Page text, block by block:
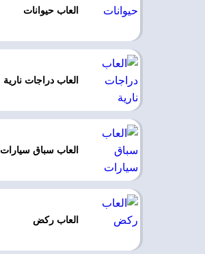
العاب حيوانات
العاب دراجات نارية
العاب سباق سيارات
العاب ركض